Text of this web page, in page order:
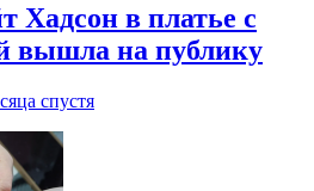
Хадсон в платье с
вышла на публику
спустя